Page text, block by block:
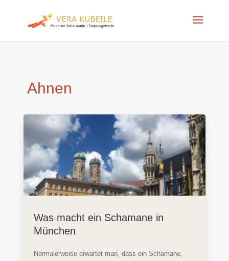
Ahnen
Was macht ein Schamane in
München
Normalerweise erwartet man, dass ein Schamane,